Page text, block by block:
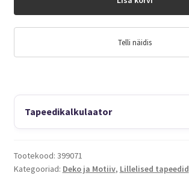
Telli näidis
Tapeedikalkulaator
Tootekood: 399071
Kategooriad: Deko ja Motiiv, Lillelised tapeedid